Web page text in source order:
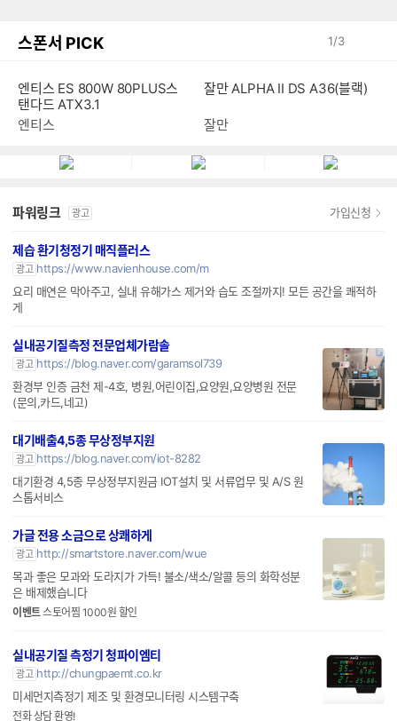
스폰서 PICK 1/3
엔티스 ES 800W 80PLUS스
탠다드 ATX3.1
파워링크 광고
제습 환기청정기 매직플러스
광고 https://www.navienhouse.com/m
게
실내공기질측정 전문업체가람솔
광고 https://blog.naver.com/garamsol739
(문의,카드,네고)
대기배출4,5종 무상정부지원
광고 https://blog.naver.com/iot-8282
스톱서비스
가글 전용 소금으로 상쾌하게
광고 http://smartstore.naver.com/wue
목과 좋은 모과와 도라지가 가득! 불소/색소/알콜 등의 화학성분
실내공기질 측정기 청파이엠티
광고 http://chungpaemt.co.kr